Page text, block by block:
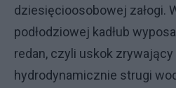
dziesięcioosobowej załogi.
podłodziowej kadłub
redan, czyli uskok
hydrodynamicznie strugi